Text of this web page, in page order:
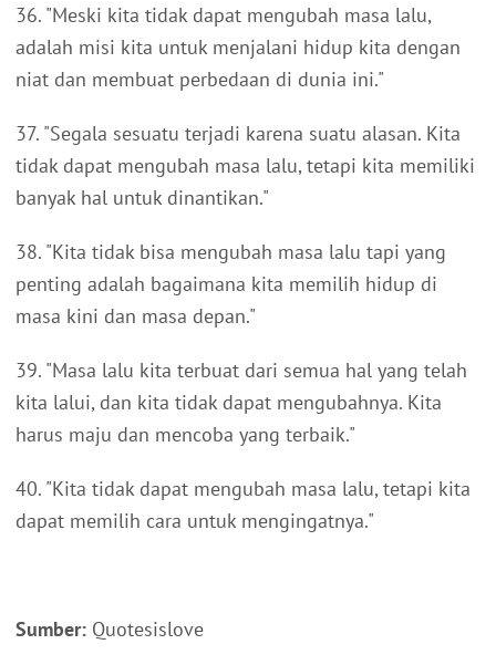
36. "Meski kita tidak dapat mengubah masa lalu,
adalah misi kita untuk menjalani hidup kita dengan
niat dan membuat perbedaan di dunia ini."
37. "Segala sesuatu terjadi karena suatu alasan. Kita
tidak dapat mengubah masa lalu, tetapi kita memiliki
banyak hal untuk dinantikan."
38. "Kita tidak bisa mengubah masa lalu tapi yang
penting adalah bagaimana kita memilih hidup di
masa kini dan masa depan."
39. "Masa lalu kita terbuat dari semua hal yang telah
kita lalui, dan kita tidak dapat mengubahnya. Kita
harus maju dan mencoba yang terbaik."
40. "Kita tidak dapat mengubah masa lalu, tetapi kita
dapat memilih cara untuk mengingatnya."
Sumber: Quotesislove